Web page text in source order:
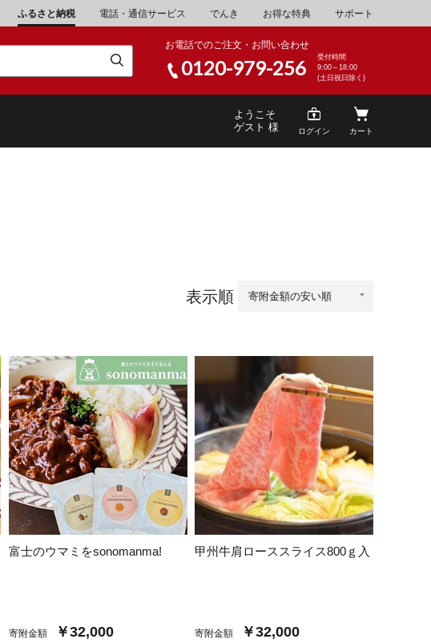
ふるさと納税 電話・通信サービス でんき お得な特典 サポート
お電話でのご注文・お問い合わせ
0120-979-256
受付時間
9:00～18:00
(土日祝日除く)
キッチン用品
美容
山口県 岩国市 下関市
高知県 芸西村
福岡県 大川市
熊本県 高森町
鹿児島県
ようこそ
ゲスト 様
ログイン カート
表示順
富士のウマミをsonomanma!
寄附金額 ￥32,000
甲州牛肩ローススライス800ｇ入
寄附金額 ￥32,000